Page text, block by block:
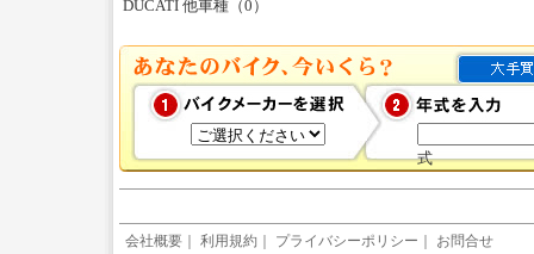
DUCATI 他車種（0）
式
会社概要 ｜ 利用規約 ｜ プライバシーポリシー ｜ お問合せ